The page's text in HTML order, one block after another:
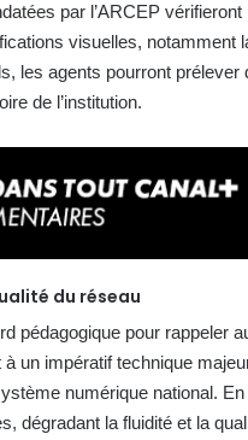
par l’ARCEP
visuelles, notamment
les agents pourront
de l’institution.
du réseau
pédagogique pour rappeler
un impératif technique
numérique national.
dégradant la fluidité et la